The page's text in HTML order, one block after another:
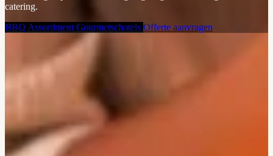
catering.
BBQ Assortiment Gourmetschotels Offerte aanvragen